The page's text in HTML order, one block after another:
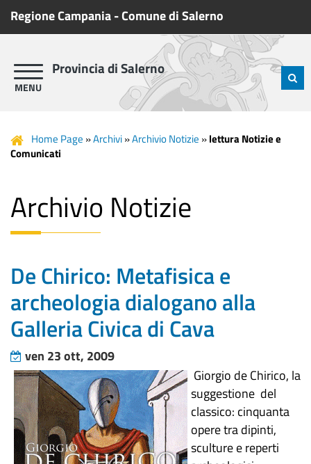
Regione Campania-Comune di Salerno
Provincia di Salerno
Home Page »Archivi»Archivio Notizie »lettura Notizie e
Comunicati
Archivio Notizie
De Chirico: Metafisica e
archeologia dialogano alla
Galleria Civica di Cava
ven 23 ott, 2009
Giorgio de Chirico, la
suggestione del
classico: cinquanta
opere tra dipinti,
sculture e reperti